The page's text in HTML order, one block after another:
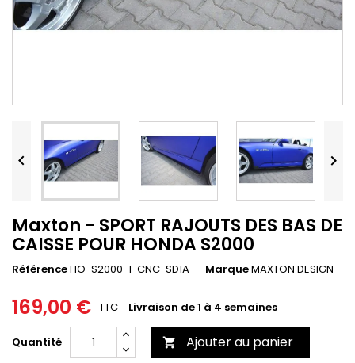
 
Maxton - SPORT RAJOUTS DES BAS DE
CAISSE POUR HONDA S2000
RéférenceHO-S2000-1-CNC-SD1A MarqueMAXTON DESIGN
169,00 € TTC Livraison de 1 à 4 semaines
Quantité  Ajouter au panier